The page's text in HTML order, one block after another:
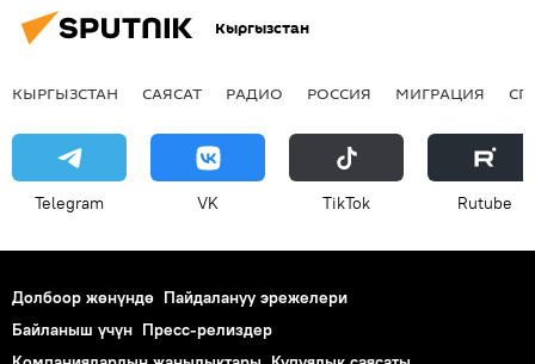
Кыргызстан
КЫРГЫЗСТАН САЯСАТ РАДИО РОССИЯ МИГРАЦИЯ
Telegram VK ТikТоk Rutube
Долбоор жөнүндө Пайдалануу эрежелери
Байланыш үчүн Пресс-релиздер